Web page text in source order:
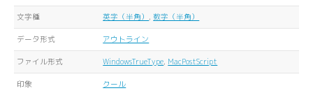
文字種 英字（半角） , 数字（半角）
データ形式 アウトライン
ファイル形式 WindowsTrueType, MacPostScript
印象 クール